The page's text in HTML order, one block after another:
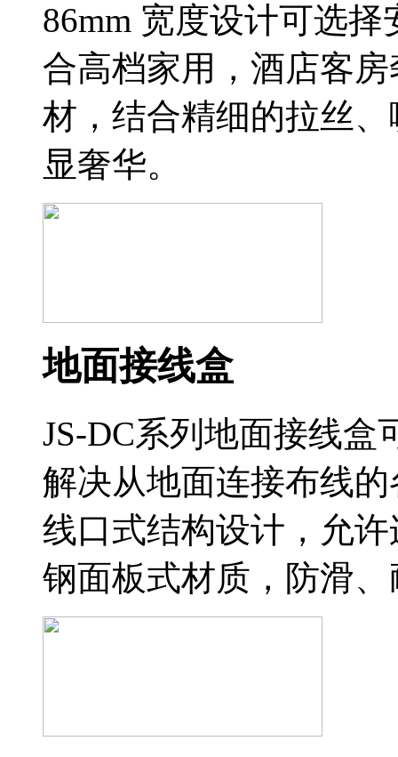
86mm 宽度设计可选
合高档家用，酒店客
材，结合精细的拉丝
显奢华。
地面接线盒
JS-DC系列地面接线
解决从地面连接布线
线口式结构设计，允
钢面板式材质，防滑